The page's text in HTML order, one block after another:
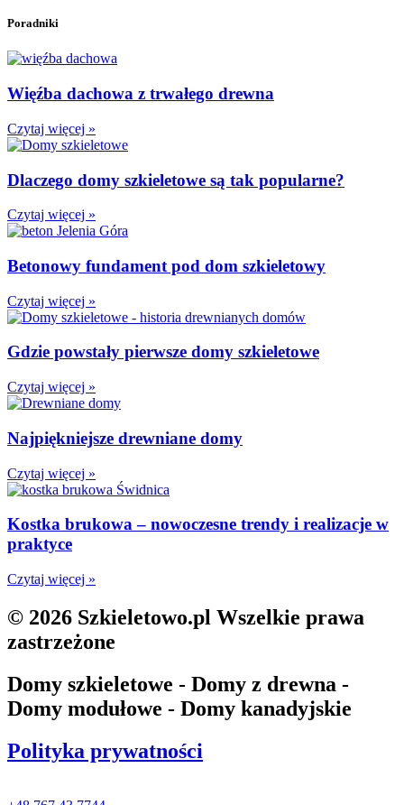
Poradniki
Więźba dachowa z trwałego drewna
Czytaj więcej »
Dlaczego domy szkieletowe są tak popularne?
Czytaj więcej »
Betonowy fundament pod dom szkieletowy
Czytaj więcej »
Gdzie powstały pierwsze domy szkieletowe
Czytaj więcej »
Najpiękniejsze drewniane domy
Czytaj więcej »
Kostka brukowa – nowoczesne trendy i realizacje w
praktyce
Czytaj więcej »
© 2026 Szkieletowo.pl Wszelkie prawa
zastrzeżone
Domy szkieletowe - Domy z drewna -
Domy modułowe - Domy kanadyjskie
Polityka prywatności